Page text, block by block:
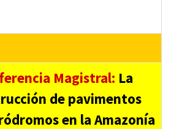
Magistral: La
de pavimentos
en la Amazonía